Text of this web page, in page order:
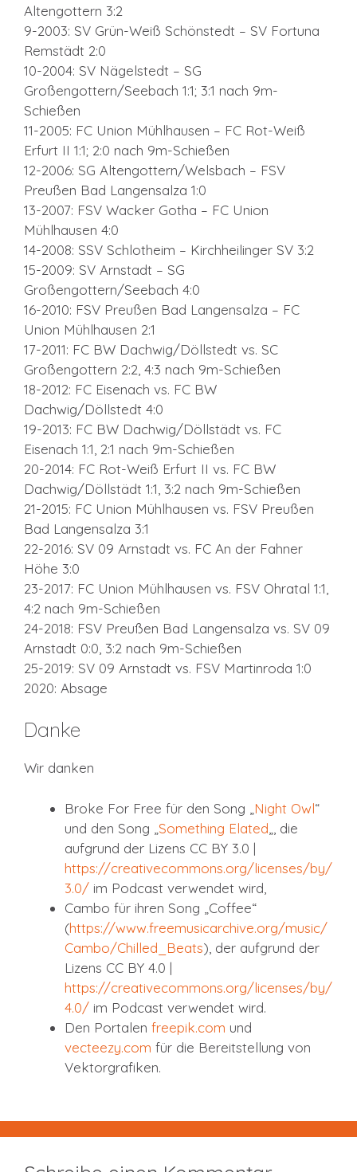
Altengottern 3:2
9-2003: SV Grün-Weiß Schönstedt – SV Fortuna
Remstädt 2:0
10-2004: SV Nägelstedt – SG
Großengottern/Seebach 1:1; 3:1 nach 9m-
Schießen
11-2005: FC Union Mühlhausen – FC Rot-Weiß
Erfurt II 1:1; 2:0 nach 9m-Schießen
12-2006: SG Altengottern/Welsbach – FSV
Preußen Bad Langensalza 1:0
13-2007: FSV Wacker Gotha – FC Union
Mühlhausen 4:0
14-2008: SSV Schlotheim – Kirchheilinger SV 3:2
15-2009: SV Arnstadt – SG
Großengottern/Seebach 4:0
16-2010: FSV Preußen Bad Langensalza – FC
Union Mühlhausen 2:1
17-2011: FC BW Dachwig/Döllstedt vs. SC
Großengottern 2:2, 4:3 nach 9m-Schießen
18-2012: FC Eisenach vs. FC BW
Dachwig/Döllstedt 4:0
19-2013: FC BW Dachwig/Döllstädt vs. FC
Eisenach 1:1, 2:1 nach 9m-Schießen
20-2014: FC Rot-Weiß Erfurt II vs. FC BW
Dachwig/Döllstädt 1:1, 3:2 nach 9m-Schießen
21-2015: FC Union Mühlhausen vs. FSV Preußen
Bad Langensalza 3:1
22-2016: SV 09 Arnstadt vs. FC An der Fahner
Höhe 3:0
23-2017: FC Union Mühlhausen vs. FSV Ohratal 1:1,
4:2 nach 9m-Schießen
24-2018: FSV Preußen Bad Langensalza vs. SV 09
Arnstadt 0:0, 3:2 nach 9m-Schießen
25-2019: SV 09 Arnstadt vs. FSV Martinroda 1:0
2020: Absage
Danke
Wir danken
Broke For Free für den Song „ Night Owl“
und den Song „ Something Elated „, die
aufgrund der Lizens CC BY 3.0 |
https://creativecommons.org/licenses/by/
3.0/ im Podcast verwendet wird,
Cambo für ihren Song „Coffee“
(https://www.freemusicarchive.org/music/
Cambo/Chilled_Beats), der aufgrund der
Lizens CC BY 4.0 |
https://creativecommons.org/licenses/by/
4.0/ im Podcast verwendet wird.
Den Portalen freepik.com und
vecteezy.com für die Bereitstellung von
Vektorgrafiken.